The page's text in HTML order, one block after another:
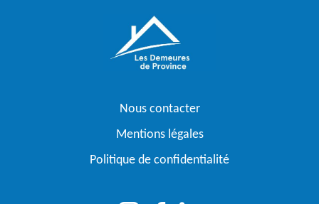
Nous contacter
Mentions légales
Politique de confidentialité